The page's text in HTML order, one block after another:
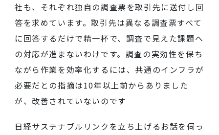
社も、それぞれ独自の調査票を取引先に送付し回
答を求めています。取引先は異なる調査票すべて
に回答するだけで精一杯で、調査で見えた課題へ
の対応が進まないわけです。調査の実効性を保ち
ながら作業を効率化するには、共通のインフラが
必要だとの指摘は10年以上前からありました
が、改善されていないのです
日経サステナブルリンクを立ち上げるお話を伺っ